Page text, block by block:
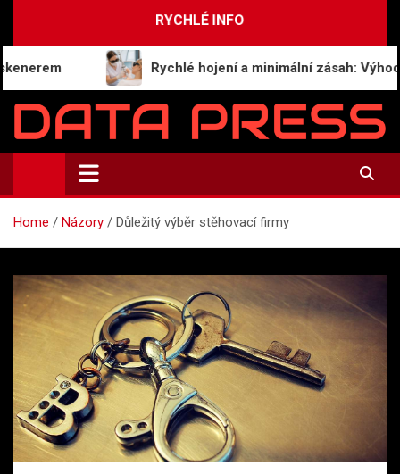
RYCHLÉ INFO
Rychlé hojení a minimální zásah: Výhody
Data-Press.cz
Ekonomické informace a přehledy zpravodajství
Home Názory Důležitý výběr stěhovací firmy